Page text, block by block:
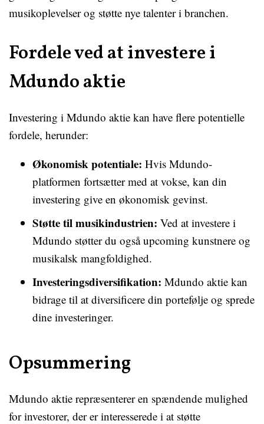
musikoplevelser og støtte nye talenter i branchen.
Fordele ved at investere i
Mdundo aktie
Investering i Mdundo aktie kan have flere potentielle
fordele, herunder:
Økonomisk potentiale: Hvis Mdundo-
platformen fortsætter med at vokse, kan din
investering give en økonomisk gevinst.
Støtte til musikindustrien: Ved at investere i
Mdundo støtter du også upcoming kunstnere og
musikalsk mangfoldighed.
Investeringsdiversifikation: Mdundo aktie kan
bidrage til at diversificere din portefølje og sprede
dine investeringer.
Opsummering
Mdundo aktie repræsenterer en spændende mulighed
for investorer, der er interesserede i at støtte